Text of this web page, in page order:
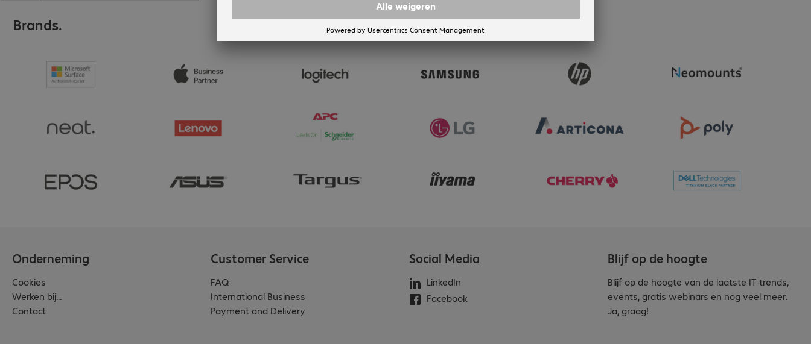
Brands.
Onderneming
Cookies
Werken bij...
Contact
Customer Service
FAQ
International Business
Payment and Delivery
Social Media
LinkedIn
Facebook
Blijf op de hoogte
Blijf op de hoogte van de laatste IT-trends,
events, gratis webinars en nog veel meer.
Ja, graag!